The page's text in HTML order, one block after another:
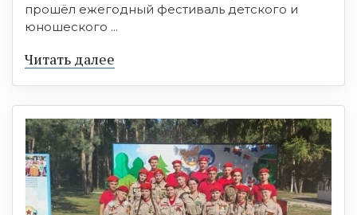
прошёл ежегодный фестиваль детского и
юношеского ...
Читать далее